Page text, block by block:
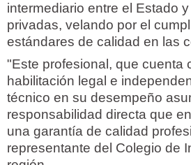
intermediario entre el Estado
privadas, velando por el
estándares de calidad en las
"Este profesional, que cuenta
habilitación legal e
técnico en su desempeño
responsabilidad directa que
una garantía de calidad
representante del Colegio de